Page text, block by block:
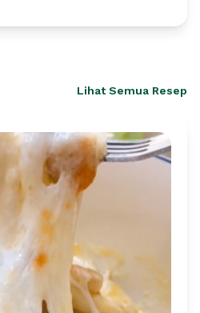
Lihat Semua Resep